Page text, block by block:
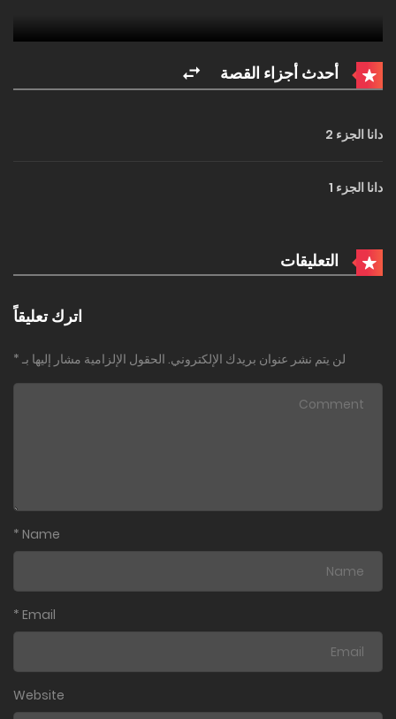
أحدث أجزاء القصة
دانا الجزء 2
دانا الجزء 1
التعليقات
اترك تعليقاً
لن يتم نشر عنوان بريدك الإلكتروني. الحقول الإلزامية مشار إليها بـ *
Name
*
Email
*
Website